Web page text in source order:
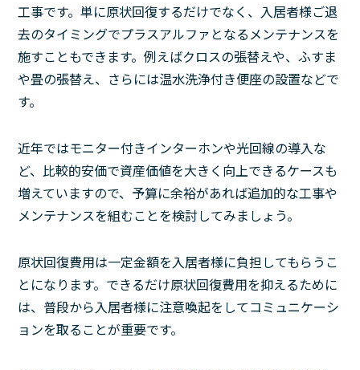
工事です。単に原状回復するだけでなく、入居者様ご退
去のタイミングでプラスアルファとなるメンテナンスを
施すこともできます。例えばクロスの張替えや、ふすま
や畳の張替え、さらには温水洗浄付き便座の設置などで
す。
近年ではモニター付きインターホンや光回線の導入な
ど、比較的安価で資産価値を大きく向上できるケースも
増えていますので、予算に余裕があれば追加的な工事や
メンテナンスを組むことを検討してみましょう。
原状回復費用は一定金額を入居者様に負担してもらうこ
とになります。できるだけ原状回復費用を抑えるために
は、普段から入居者様に注意喚起をしてコミュニケーシ
ョンを取ることが重要です。